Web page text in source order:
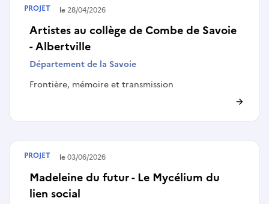
Artistes au collège de Combe de Savoie
- Albertville
Département de la Savoie
Frontière, mémoire et transmission
Terminé le28/04/2026
PROJET
Madeleine du futur - Le Mycélium du
lien social
Terminé le03/06/2026
PROJET